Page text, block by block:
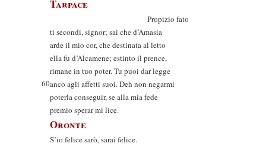
Tarpace
Propizio fato
ti secondi, signor; sai che d’Amasia
arde il mio cor, che destinata al letto
ella fu d’Alcamene; estinto il prence,
rimane in tuo poter. Tu puoi dar legge
60anco agli affetti suoi. Deh non negarmi
poterla conseguir, se alla mia fede
premio sperar mi lice.
Oronte
S’io felice sarò, sarai felice.